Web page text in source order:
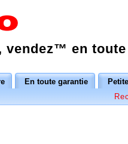
vendez™ en
En toute garantie